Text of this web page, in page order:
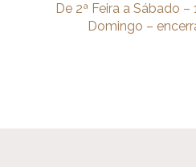
De 2ª Feira a Sábado –
Domingo –